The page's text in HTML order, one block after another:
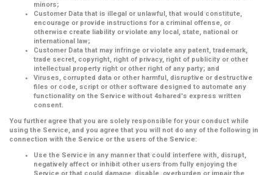
minors;
Customer Data that is illegal or unlawful, that would constitute,
encourage or provide instructions for a criminal offense, or
otherwise create liability or violate any local, state, national or
international law;
Customer Data that may infringe or violate any patent, trademark,
trade secret, copyright, right of privacy, right of publicity or other
intellectual property right or other right of any party; and
Viruses, corrupted data or other harmful, disruptive or destructive
files or code, script or other software designed to automate any
functionality on the Service without 4shared's express written
consent.
You further agree that you are solely responsible for your conduct while
using the Service, and you agree that you will not do any of the following in
connection with the Service or the users of the Service:
Use the Service in any manner that could interfere with, disrupt,
negatively affect or inhibit other users from fully enjoying the